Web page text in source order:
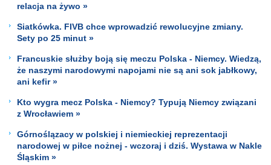
relacja na żywo »
Siatkówka. FIVB chce wprowadzić rewolucyjne zmiany.
Sety po 25 minut »
Francuskie służby boją się meczu Polska - Niemcy. Wiedzą,
że naszymi narodowymi napojami nie są ani sok jabłkowy,
ani kefir »
Kto wygra mecz Polska - Niemcy? Typują Niemcy związani
z Wrocławiem »
Górnoślązacy w polskiej i niemieckiej reprezentacji
narodowej w piłce nożnej - wczoraj i dziś. Wystawa w Nakle
Śląskim »